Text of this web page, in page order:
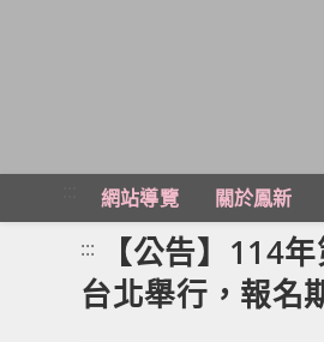
主
網站導覽 關於鳳新
:::
【公告】114
台北舉行，報名